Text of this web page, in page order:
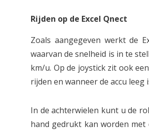
Rijden op de Excel Qnect
Zoals aangegeven werkt de
waarvan de snelheid is in te
km/u. Op de joystick zit ook
rijden en wanneer de accu leeg
In de achterwielen kunt u de
hand gedrukt kan worden met